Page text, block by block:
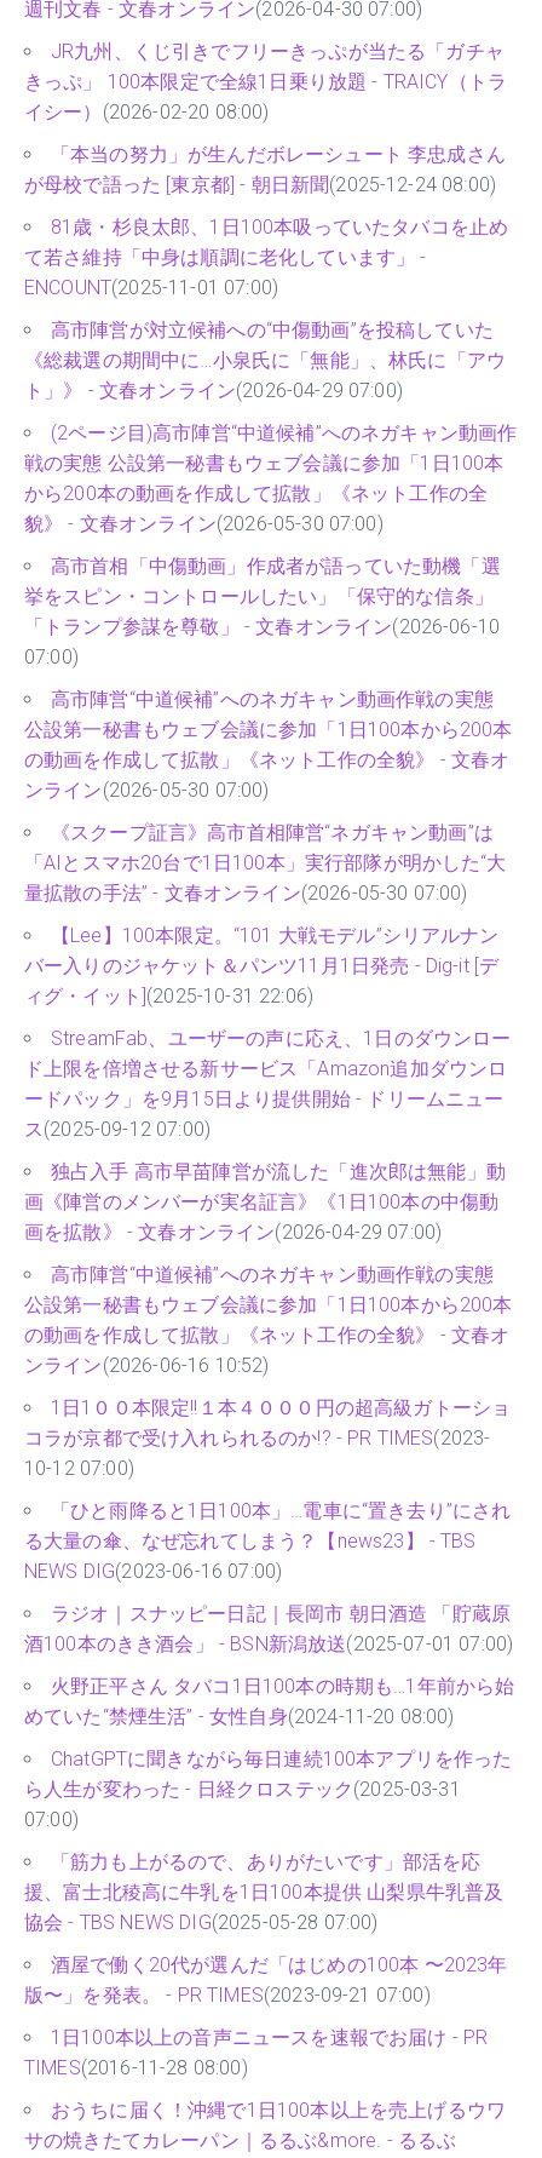
週刊文春 - 文春オンライン(2026-04-30 07:00)
JR九州、くじ引きでフリーきっぷが当たる「ガチャ
きっぷ」 100本限定で全線1日乗り放題 - TRAICY（トラ
イシー） (2026-02-20 08:00)
「本当の努力」が生んだボレーシュート 李忠成さん
が母校で語った [東京都] - 朝日新聞(2025-12-24 08:00)
81歳・杉良太郎、1日100本吸っていたタバコを止め
て若さ維持「中身は順調に老化しています」 -
ENCOUNT(2025-11-01 07:00)
高市陣営が対立候補への“中傷動画”を投稿していた
《総裁選の期間中に…小泉氏に「無能」、林氏に「アウ
ト」》 - 文春オンライン(2026-04-29 07:00)
(2ページ目)高市陣営“中道候補”へのネガキャン動画作
戦の実態 公設第一秘書もウェブ会議に参加「1日100本
から200本の動画を作成して拡散」《ネット工作の全
貌》 - 文春オンライン(2026-05-30 07:00)
高市首相「中傷動画」作成者が語っていた動機「選
挙をスピン・コントロールしたい」「保守的な信条」
「トランプ参謀を尊敬」 - 文春オンライン(2026-06-10
07:00)
高市陣営“中道候補”へのネガキャン動画作戦の実態
公設第一秘書もウェブ会議に参加「1日100本から200本
の動画を作成して拡散」《ネット工作の全貌》 - 文春オ
ンライン(2026-05-30 07:00)
《スクープ証言》高市首相陣営“ネガキャン動画”は
「AIとスマホ20台で1日100本」実行部隊が明かした“大
量拡散の手法” - 文春オンライン(2026-05-30 07:00)
【Lee】100本限定。“101 大戦モデル”シリアルナン
バー入りのジャケット＆パンツ11月1日発売 - Dig-it [デ
ィグ・イット] (2025-10-31 22:06)
StreamFab、ユーザーの声に応え、1日のダウンロー
ド上限を倍増させる新サービス「Amazon追加ダウンロ
ードパック」を9月15日より提供開始 - ドリームニュー
ス(2025-09-12 07:00)
独占入手 高市早苗陣営が流した「進次郎は無能」動
画《陣営のメンバーが実名証言》《1日100本の中傷動
画を拡散》 - 文春オンライン(2026-04-29 07:00)
高市陣営“中道候補”へのネガキャン動画作戦の実態
公設第一秘書もウェブ会議に参加「1日100本から200本
の動画を作成して拡散」《ネット工作の全貌》 - 文春オ
ンライン(2026-06-16 10:52)
1日1００本限定!!１本４０００円の超高級ガトーショ
コラが京都で受け入れられるのか!? - PR TIMES(2023-
10-12 07:00)
「ひと雨降ると1日100本」…電車に“置き去り”にされ
る大量の傘、なぜ忘れてしまう？【news23】 - TBS
NEWS DIG(2023-06-16 07:00)
ラジオ｜スナッピー日記｜長岡市 朝日酒造 「貯蔵原
酒100本のきき酒会」 - BSN新潟放送(2025-07-01 07:00)
火野正平さん タバコ1日100本の時期も…1年前から始
めていた“禁煙生活” - 女性自身(2024-11-20 08:00)
ChatGPTに聞きながら毎日連続100本アプリを作った
ら人生が変わった - 日経クロステック (2025-03-31
07:00)
「筋力も上がるので、ありがたいです」部活を応
援、富士北稜高に牛乳を1日100本提供 山梨県牛乳普及
協会 - TBS NEWS DIG(2025-05-28 07:00)
酒屋で働く20代が選んだ「はじめの100本 〜2023年
版〜」を発表。 - PR TIMES(2023-09-21 07:00)
1日100本以上の音声ニュースを速報でお届け - PR
TIMES(2016-11-28 08:00)
おうちに届く！沖縄で1日100本以上を売上げるウワ
サの焼きたてカレーパン｜るるぶ&more. - るるぶ